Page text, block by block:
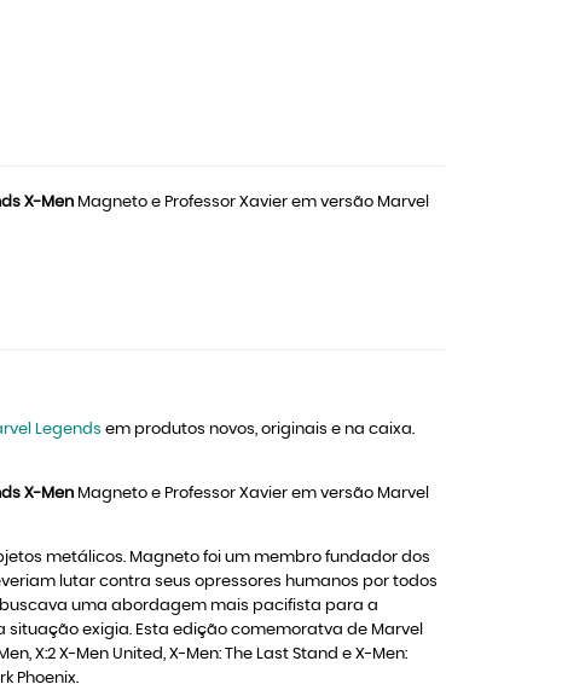
X-Men Magneto e Professor Xavier em versão Marvel
Legends em produtos novos, originais e na caixa.
X-Men Magneto e Professor Xavier em versão Marvel
metálicos. Magneto foi um membro fundador dos
lutar contra seus opressores humanos por todos
buscava uma abordagem mais pacifista para a
exigia. Esta edição comemoratva de Marvel
X:2 X-Men United, X-Men: The Last Stand e X-Men:
Phoenix.